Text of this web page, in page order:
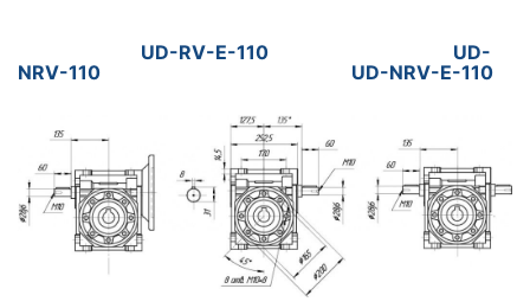
UD-RV-E-110 UD-
NRV-110 UD-NRV-E-110